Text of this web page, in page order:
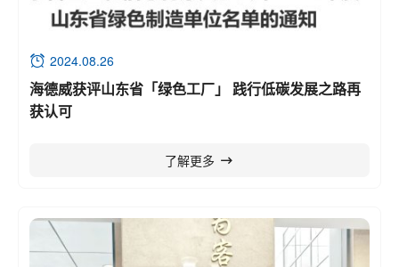
2024.08.26
海德威获评山东省「绿色工厂」 践行低碳发展之路再
获认可
了解更多